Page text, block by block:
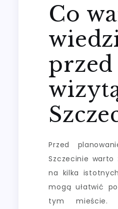
Co
przed
Przed
Szczecinie warto
na kilka
mogą ułatwić
tym mieście.